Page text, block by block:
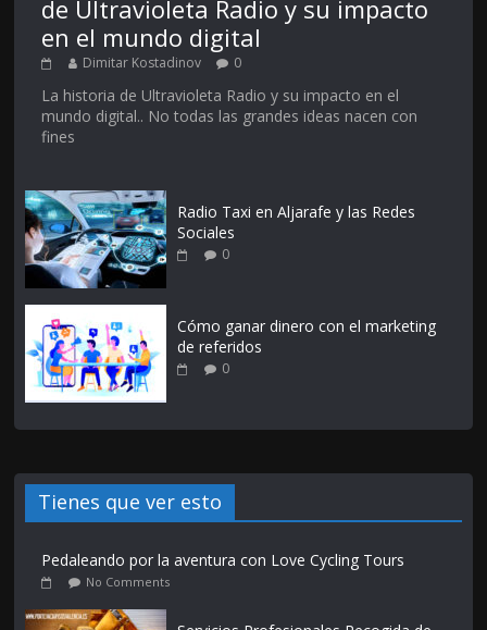
de Ultravioleta Radio y su impacto
en el mundo digital
Dimitar Kostadinov 0
La historia de Ultravioleta Radio y su impacto en el
mundo digital.. No todas las grandes ideas nacen con
fines
Radio Taxi en Aljarafe y las Redes
Sociales
0
Cómo ganar dinero con el marketing
de referidos
0
Tienes que ver esto
Pedaleando por la aventura con Love Cycling Tours
No Comments